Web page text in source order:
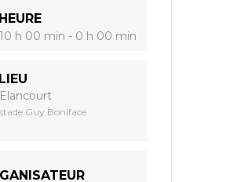
HEURE
10 h 00 min - 0 h 00 min
LIEU
Elancourt
stade Guy Boniface